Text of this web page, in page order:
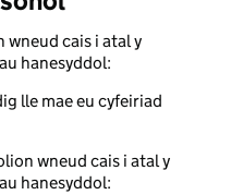
cais i atal y
hanesyddol:
lle mae eu cyfeiriad
wneud cais i atal y
hanesyddol: